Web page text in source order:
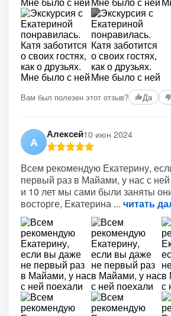
Вам был полезен этот отзыв? Да
А
Алексей10 июн 2024
Всем рекомендую Екатерину,
первый раз в Майами, у нас с ней
и 10 лет мы сами были заняты
восторге, Екатерина
читать